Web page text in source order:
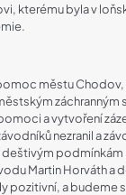
kterému byla v
městu Chodov,
záchranným
a vytvoření
nezranil a
deštivým
Martin Horváth a
pozitivní, a budeme